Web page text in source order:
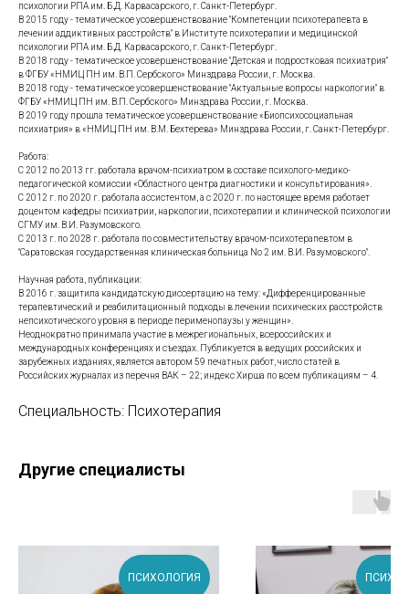
психологии РПА им. Б.Д. Карвасарского, г. Санкт-Петербург.
В 2015 году - тематическое усовершенствование "Компетенции психотерапевта в
лечении аддиктивных расстройств" в Институте психотерапии и медицинской
психологии РПА им. Б.Д. Карвасарского, г. Санкт-Петербург.
В 2018 году - тематическое усовершенствование "Детская и подростковая психиатрия"
в ФГБУ «НМИЦ ПН им. В.П. Сербского» Минздрава России, г. Москва.
В 2018 году - тематическое усовершенствование "Актуальные вопросы наркологии" в
ФГБУ «НМИЦ ПН им. В.П. Сербского» Минздрава России, г. Москва.
В 2019 году прошла тематическое усовершенствование «Биопсихосоциальная
психиатрия» в «НМИЦ ПН им. В.М. Бехтерева» Минздрава России, г. Санкт-Петербург.
Работа:
С 2012 по 2013 гг. работала врачом-психиатром в составе психолого-медико-
педагогической комиссии «Областного центра диагностики и консультирования».
С 2012 г. по 2020 г. работала ассистентом, а с 2020 г. по настоящее время работает
доцентом кафедры психиатрии, наркологии, психотерапии и клинической психологии
СГМУ им. В.И. Разумовского.
С 2013 г. по 2028 г. работала по совместительству врачом-психотерапевтом в
"Саратовская государственная клиническая больница No 2 им. В.И. Разумовского".
Научная работа, публикации:
В 2016 г. защитила кандидатскую диссертацию на тему: «Дифференцированные
терапевтический и реабилитационный подходы в лечении психических расстройств
непсихотического уровня в периоде перименопаузы у женщин».
Неоднократно принимала участие в межрегиональных, всероссийских и
международных конференциях и съездах. Публикуется в ведущих российских и
зарубежных изданиях, является автором 59 печатных работ, число статей в
Российских журналах из перечня ВАК – 22; индекс Хирша по всем публикациям – 4.
Специальность: Психотерапия
Другие специалисты
ПСИХОЛОГИЯ